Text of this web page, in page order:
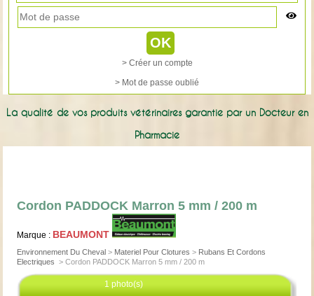
> Créer un compte
> Mot de passe oublié
La qualité de vos produits vétérinaires garantie par un Docteur en
Pharmacie
Cordon PADDOCK Marron 5 mm / 200 m
Marque : BEAUMONT
Environnement Du Cheval > Materiel Pour Clotures > Rubans Et Cordons
Electriques
> Cordon PADDOCK Marron 5 mm / 200 m
1 photo(s)